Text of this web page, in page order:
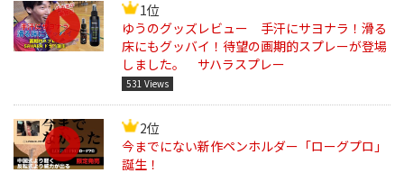
1位
ゆうのグッズレビュー 手汗にサヨナラ！滑る
床にもグッバイ！待望の画期的スプレーが登場
しました。 サハラスプレー
531 Views
2位
今までにない新作ペンホルダー「ローグプロ」
誕生！